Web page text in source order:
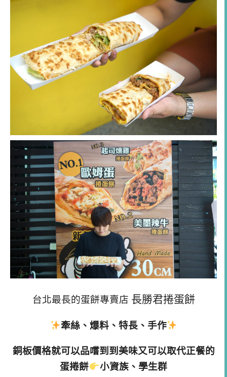
台北最長的蛋餅專賣店 長勝君捲蛋餅
牽絲、爆料、特長、手作
銅板價格就可以品嚐到到美味又可以取代正餐的
蛋捲餅
小資族、學生群